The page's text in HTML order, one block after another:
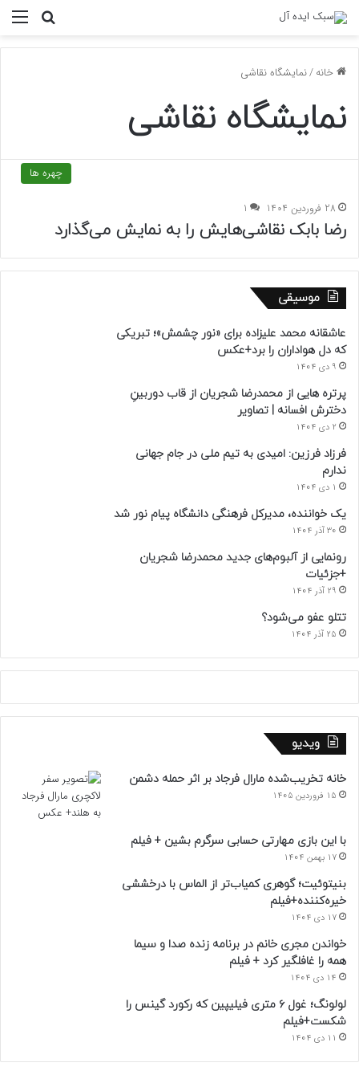
خانه/نمایشگاه نقاشی
نمایشگاه نقاشی
چهره ها
28 فروردین 1404 1
رضا بابک نقاشی‌هایش را به نمایش می‌گذارد
موسیقی
عاشقانه محمد علیزاده برای «نور چشمش»؛ تبریکی
که دل هواداران را برد+عکس
9 دی 1404
پرتره هایی از محمدرضا شجریان از قاب دوربینِ
دخترش افسانه | تصاویر
2 دی 1404
فرزاد فرزین: امیدی به تیم ملی در جام جهانی
ندارم
1 دی 1404
یک خواننده، مدیرکل فرهنگی دانشگاه پیام نور شد
30 آذر 1404
رونمایی از آلبوم‌های جدید محمدرضا شجریان
+جزئیات
29 آذر 1404
تتلو عفو می‌شود؟
25 آذر 1404
ویدیو
خانه تخریب‌شده مارال فرجاد بر اثر حمله دشمن
15 فروردین 1405
با این بازی مهارتی حسابی سرگرم بشین + فیلم
17 بهمن 1404
بنیتوئیت؛ گوهری کمیاب‌تر از الماس با درخششی
خیره‌کننده+فیلم
17 دی 1404
خواندن مجری خانم در برنامه زنده صدا و سیما
همه را غافلگیر کرد + فیلم
14 دی 1404
لولونگ؛ غول ۶ متری فیلیپین که رکورد گینس را
شکست+فیلم
11 دی 1404